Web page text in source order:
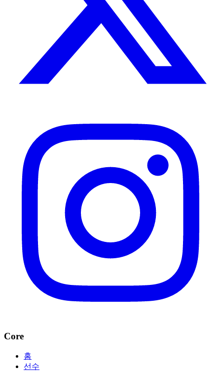
Core
홈
선수